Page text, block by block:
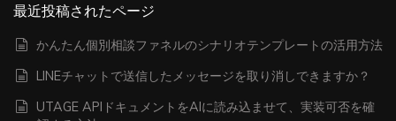
最近投稿されたページ
かんたん個別相談ファネルのシナリオテンプレートの活用方法
LINEチャットで送信したメッセージを取り消しできますか？
UTAGE APIドキュメントをAIに読み込ませて、実装可否を確